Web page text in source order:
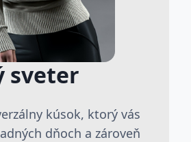
sveter
kúsok, ktorý vás
dňoch a zároveň